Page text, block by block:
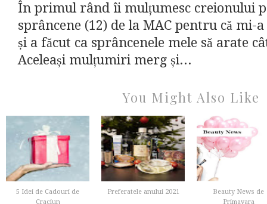
În primul rând îi mulțumesc creionului
sprâncene (12) de la MAC pentru că mi-
și a făcut ca sprâncenele mele să arate
Aceleași mulțumiri merg și...
You Might Also Like
5 Idei de Cadouri de
Craciun
Preferatele anului 2021
Beauty News de
Primavara